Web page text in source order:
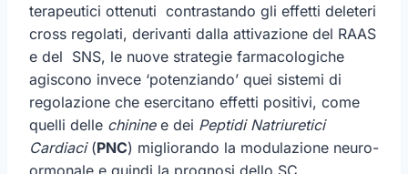
terapeutici ottenuti contrastando gli effetti deleteri
cross regolati, derivanti dalla attivazione del RAAS
e del SNS, le nuove strategie farmacologiche
agiscono invece ‘potenziando’ quei sistemi di
regolazione che esercitano effetti positivi, come
quelli delle chininee dei Peptidi Natriuretici
Cardiaci(PNC) migliorando la modulazione neuro-
ormonale e quindi la prognosi dello SC.